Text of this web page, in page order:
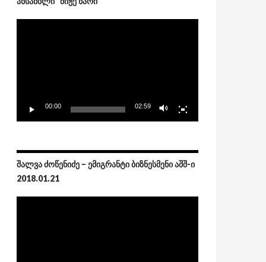
00:00 02:59
ᲨᲐᲚᲕᲐ ᲫᲝᲬᲔᲜᲘᲫᲔ – ᲔᲛᲘᲒᲠᲐᲜᲢᲘ ᲑᲘᲖᲜᲔᲡᲛᲔᲜᲘ ᲐᲨᲨ-Ი
2018.01.21